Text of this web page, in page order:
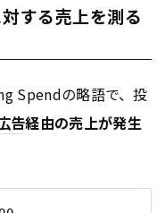
する売上を測る
Spendの略語で、投
告経由の売上が発生